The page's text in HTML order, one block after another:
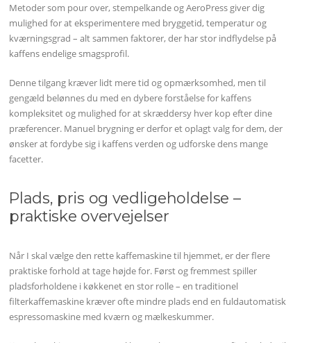
Metoder som pour over, stempelkande og AeroPress giver dig
mulighed for at eksperimentere med bryggetid, temperatur og
kværningsgrad – alt sammen faktorer, der har stor indflydelse på
kaffens endelige smagsprofil.
Denne tilgang kræver lidt mere tid og opmærksomhed, men til
gengæld belønnes du med en dybere forståelse for kaffens
kompleksitet og mulighed for at skræddersy hver kop efter dine
præferencer. Manuel brygning er derfor et oplagt valg for dem, der
ønsker at fordybe sig i kaffens verden og udforske dens mange
facetter.
Plads, pris og vedligeholdelse –
praktiske overvejelser
Når I skal vælge den rette kaffemaskine til hjemmet, er der flere
praktiske forhold at tage højde for. Først og fremmest spiller
pladsforholdene i køkkenet en stor rolle – en traditionel
filterkaffemaskine kræver ofte mindre plads end en fuldautomatisk
espressomaskine med kværn og mælkeskummer.